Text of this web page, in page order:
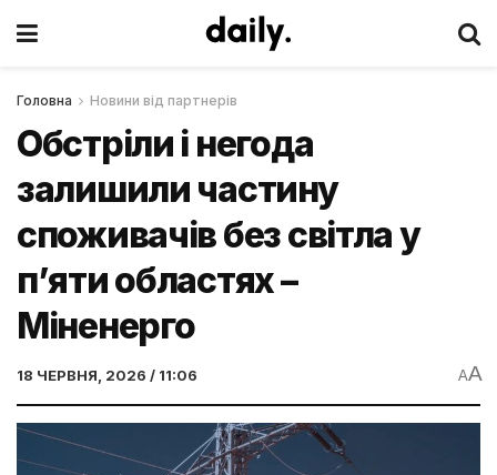
Головна Новини від партнерів
Обстріли і негода
залишили частину
споживачів без світла у
п’яти областях –
Міненерго
18 ЧЕРВНЯ, 2026 / 11:06 AA